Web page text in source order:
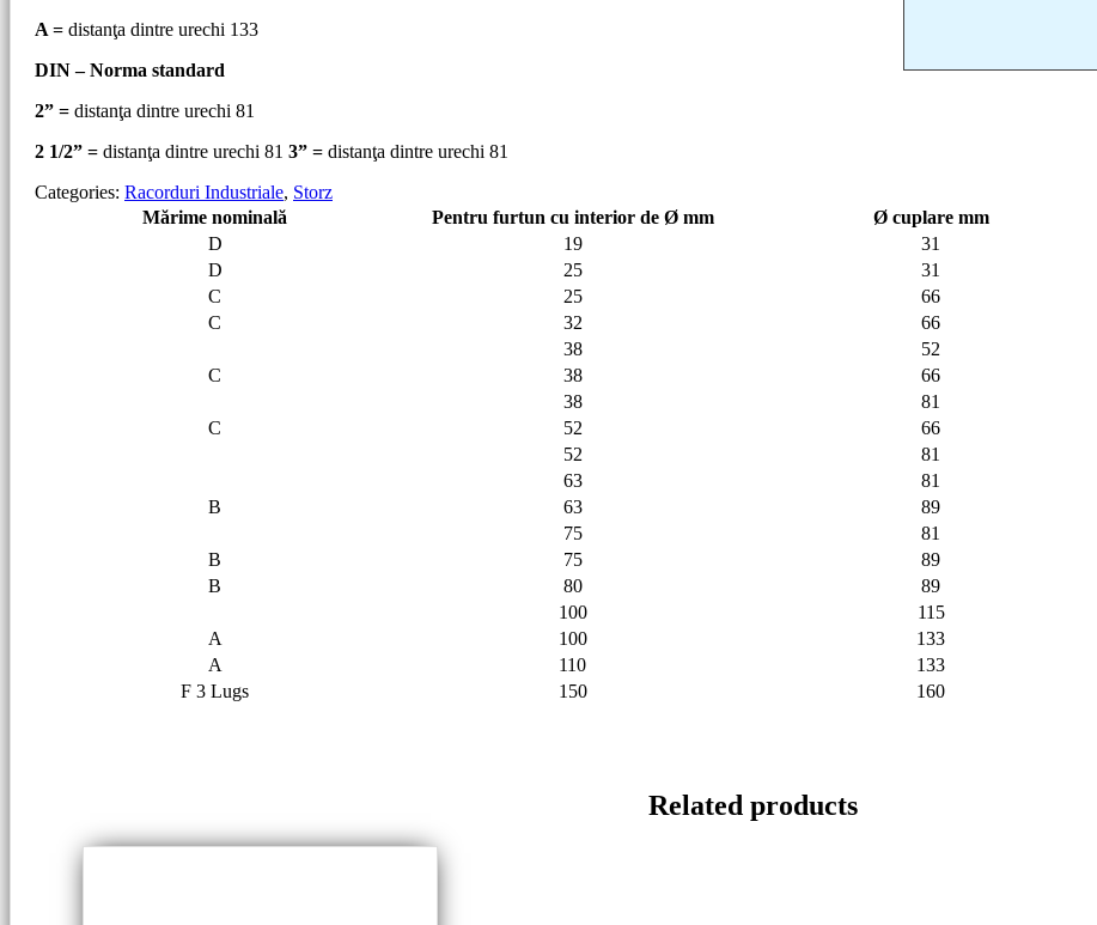
A = distanţa dintre urechi 133
DIN – Norma standard
2” = distanţa dintre urechi 81
2 1/2” = distanţa dintre urechi 81 3” = distanţa dintre urechi 81
Categories: Racorduri Industriale, Storz
Mărime nominală Pentru furtun cu interior de Ø mm Ø cuplare mm
D
19 31
D
25 31
C
25 66
C
32 66
38
52
C
38 66
38
81
C
52 66
52
81
63
81
B
63 89
75
81
B
75 89
B
80 89
100
115
A
100 133
A
110 133
F 3 Lugs
150 160
Related products